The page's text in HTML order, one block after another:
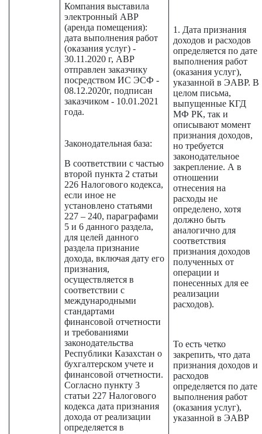
Компания выставила
электронный АВР
(аренда помещения):
дата выполнения работ
(оказания услуг) -
30.11.2020 г, АВР
отправлен заказчику
посредством ИС ЭСФ -
08.12.2020г, подписан
заказчиком - 10.01.2021
года.
Законодательная база:
В соответствии с частью
второй пункта 2 статьи
226 Налогового кодекса,
если иное не
установлено статьями
227 – 240, параграфами
5 и 6 данного раздела,
для целей данного
раздела признание
дохода, включая дату его
признания,
осуществляется в
соответствии с
международными
стандартами
финансовой отчетности
и требованиями
законодательства
Республики Казахстан о
бухгалтерском учете и
финансовой отчетности.
Согласно пункту 3
статьи 227 Налогового
кодекса дата признания
дохода от реализации
определяется в
1. Дата признания
доходов и расходов
определяется по дате
выполнения работ
(оказания услуг),
указанной в ЭАВР. В
целом письма,
выпущенные КГД
МФ РК, так и
описывают момент
признания доходов,
но требуется
законодательное
закрепление. А в
отношении
отнесения на
расходы не
определено, хотя
должно быть
аналогично для
соответствия
признания доходов
полученных от
операции и
понесенных для ее
реализации
расходов).
То есть четко
закрепить, что дата
признания доходов и
расходов
определяется по дате
выполнения работ
(оказания услуг),
указанной в ЭАВР